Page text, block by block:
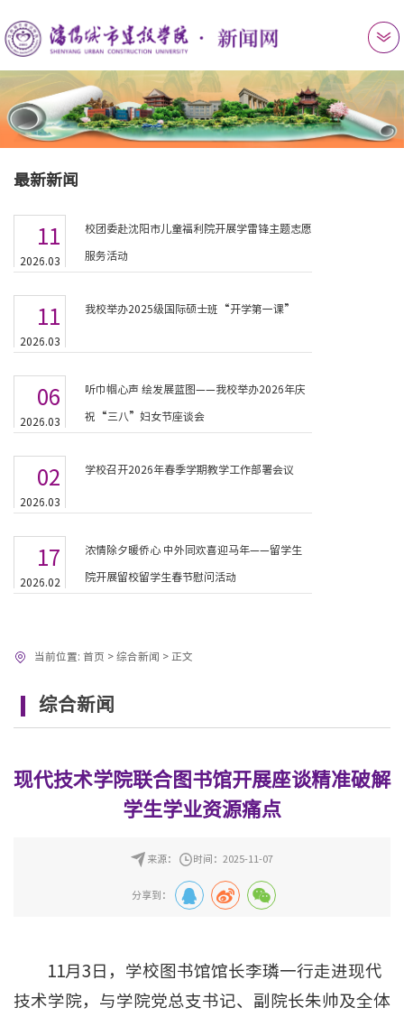
最新新闻
11
2026.03
校团委赴沈阳市儿童福利院开展学雷锋主题志愿
服务活动
11
2026.03
我校举办2025级国际硕士班“开学第一课”
06
2026.03
听巾帼心声 绘发展蓝图——我校举办2026年庆
祝“三八”妇女节座谈会
02
2026.03
学校召开2026年春季学期教学工作部署会议
17
2026.02
浓情除夕暖侨心 中外同欢喜迎马年——留学生
院开展留校留学生春节慰问活动
综合新闻
当前位置: 首页 > 综合新闻 > 正文
现代技术学院联合图书馆开展座谈精准破解
学生学业资源痛点
来源： 时间：2025-11-07
分享到：
11月3日，学校图书馆馆长李璘一行走进现代
技术学院，与学院党总支书记、副院长朱帅及全体